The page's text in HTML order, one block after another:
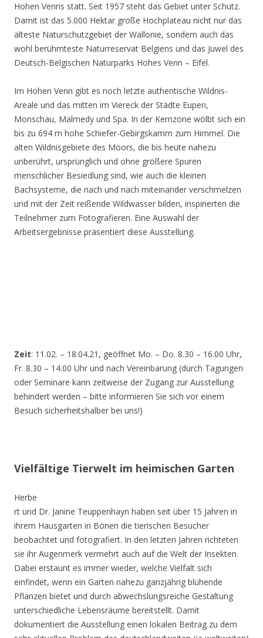
Hohen Venns statt. Seit 1957 steht das Gebiet unter Schutz.
Damit ist das 5.000 Hektar große Hochplateau nicht nur das
älteste Naturschutzgebiet der Wallonie, sondern auch das
wohl berühmteste Naturreservat Belgiens und das Juwel des
Deutsch-Belgischen Naturparks Hohes Venn – Eifel.
Im Hohen Venn gibt es noch letzte authentische Wildnis-
Areale und das mitten im Viereck der Städte Eupen,
Monschau, Malmedy und Spa. In der Kernzone wölbt sich ein
bis zu 694 m hohe Schiefer-Gebirgskamm zum Himmel. Die
alten Wildnisgebiete des Moors, die bis heute nahezu
unberührt, ursprünglich und ohne größere Spuren
menschlicher Besiedlung sind, wie auch die kleinen
Bachsysteme, die nach und nach miteinander verschmelzen
und mit der Zeit reißende Wildwasser bilden, inspirierten die
Teilnehmer zum Fotografieren. Eine Auswahl der
Arbeitsergebnisse präsentiert diese Ausstellung.
Zeit: 11.02. – 18.04.21, geöffnet Mo. – Do. 8.30 – 16.00 Uhr,
Fr. 8.30 – 14.00 Uhr und nach Vereinbarung (durch Tagungen
oder Seminare kann zeitweise der Zugang zur Ausstellung
behindert werden – bitte informieren Sie sich vor einem
Besuch sicherheitshalber bei uns!)
Vielfältige Tierwelt im heimischen Garten
Herbe
rt und Dr. Janine Teuppenhayn haben seit über 15 Jahren in
ihrem Hausgarten in Bönen die tierischen Besucher
beobachtet und fotografiert. In den letzten Jahren richteten
sie ihr Augenmerk vermehrt auch auf die Welt der Insekten.
Dabei erstaunt es immer wieder, welche Vielfalt sich
einfindet, wenn ein Garten nahezu ganzjährig blühende
Pflanzen bietet und durch abwechslungsreiche Gestaltung
unterschiedliche Lebensräume bereitstellt. Damit
dokumentiert die Ausstellung einen lokalen Beitrag zu dem